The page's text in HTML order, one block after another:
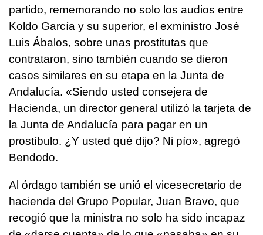
partido, rememorando no solo los audios entre
Koldo García y su superior, el exministro José
Luis Ábalos, sobre unas prostitutas que
contrataron, sino también cuando se dieron
casos similares en su etapa en la Junta de
Andalucía. «Siendo usted consejera de
Hacienda, un director general utilizó la tarjeta de
la Junta de Andalucía para pagar en un
prostíbulo. ¿Y usted qué dijo? Ni pío», agregó
Bendodo.
Al órdago también se unió el vicesecretario de
hacienda del Grupo Popular, Juan Bravo, que
recogió que la ministra no solo ha sido incapaz